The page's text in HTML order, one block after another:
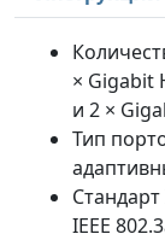
× Gigabit
и 2 ×
Тип
Стандарт
IEEE